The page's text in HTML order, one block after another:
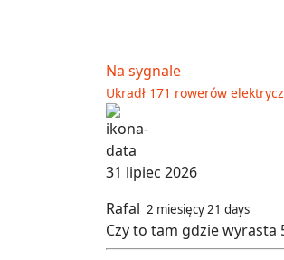
Na sygnale
Ukradł 171 rowerów
31 lipiec 2026
Rafal 2 miesięcy 21 days
Czy to tam gdzie wyrasta